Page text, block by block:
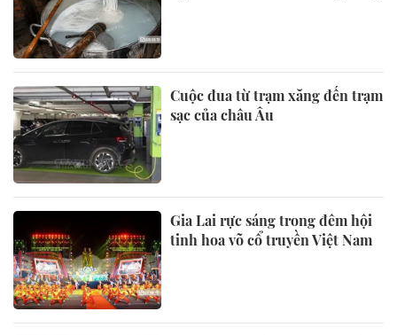
Cuộc đua từ trạm xăng đến trạm
sạc của châu Âu
Gia Lai rực sáng trong đêm hội
tinh hoa võ cổ truyền Việt Nam